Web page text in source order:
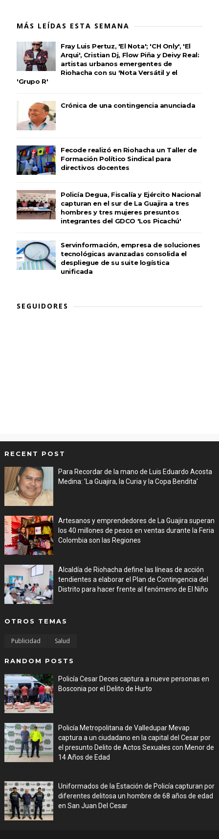
MÁS LEÍDAS ESTA SEMANA
Fray Luis Pertuz, 'El Nota'; 'CH Only', 'El
Arqui', Cristian Dj, Flow Piña y Deivy Real:
artistas urbanos emergentes de
Riohacha con su 'Nota Versátil y el
'Grupo R'
Crónica de una contingencia anunciada
Fecode realizó en Riohacha un Taller de
Formación Político Sindical para
directivos docentes
Policía Degua, Fiscalía y Ejército Nacional
capturan en el sur de La Guajira a tres
hombres y tres mujeres presuntos
integrantes del GDCO 'Los Picachú'
Servinformación, empresa de soluciones
tecnológicas avanzadas consolida el
despliegue de su suite logística
unificada
SEGUIDORES
RECENT POST
Para Recordar de la mano de Luis Eduardo Acosta
Medina: 'La Guajira, la Curia y la Copa Bendita'
Artesanos y emprendedores de La Guajira superan
los 40 millones de pesos en ventas durante la Feria
Colombia son las Regiones
Alcaldía de Riohacha define las líneas de acción
tendientes a elaborar el Plan de Contingencia del
Distrito para hacer frente al fenómeno de El Niño
OTROS TEMAS
Publicidad Salud
RANDOM POSTS
Policía Cesar Deces captura a nueve personas en
Bosconia por el Delito de Hurto
Policía Metropolitana de Valledupar Mevap
captura a un ciudadano en la capital del Cesar por
el presunto Delito de Actos Sexuales con Menor de
14 Años de Edad
Uniformados de la Estación de Policía capturan por
diferentes delitosa un hombre de 68 años de edad
en San Juan Del Cesar